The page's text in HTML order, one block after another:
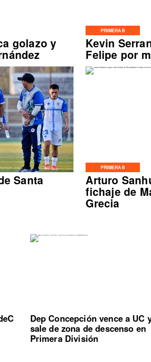
golazo y
PRIMERA B
Kevin
Felipe por
Santa
PRIMERA B
Arturo
fichaje de
Grecia
Dep Concepción vence a UC
sale de zona de descenso en
Primera División